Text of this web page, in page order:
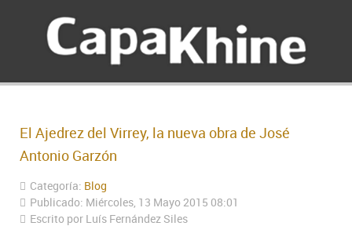
El Ajedrez del Virrey, la nueva obra de José
Antonio Garzón
Categoría: Blog
Publicado: Miércoles, 13 Mayo 2015 08:01
Escrito por Luís Fernández Siles